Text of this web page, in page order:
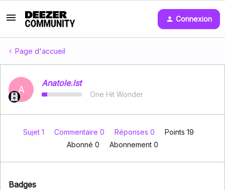
Connexion
Page d'accueil
A
Anatole.lst
One Hit Wonder
Sujet 1 Commentaire 0 Réponses 0
Points 19
Abonné 0 Abonnement 0
Badges